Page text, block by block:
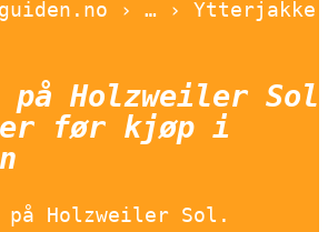
› … › Ytterjakke
Holzweiler Sol
før kjøp i
Holzweiler Sol.